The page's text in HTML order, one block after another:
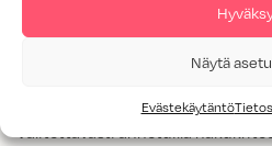
Näytä
Evästekäytäntö
Valitettavasti annetuilla